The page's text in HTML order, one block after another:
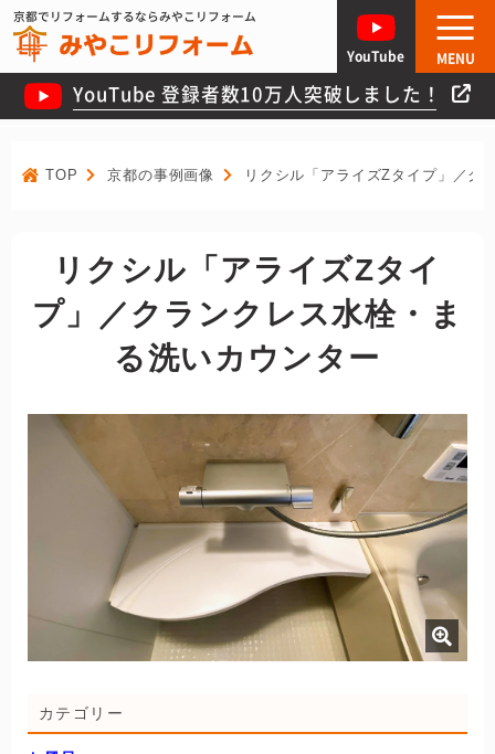
京都でリフォームするならみやこリフォーム
YouTube 登録者数10万人突破しました！
YouTube MENU
TOP 京都の事例画像 リクシル「アライズZタイプ」／ク
リクシル「アライズZタイ
プ」／クランクレス水栓・ま
る洗いカウンター
カテゴリー